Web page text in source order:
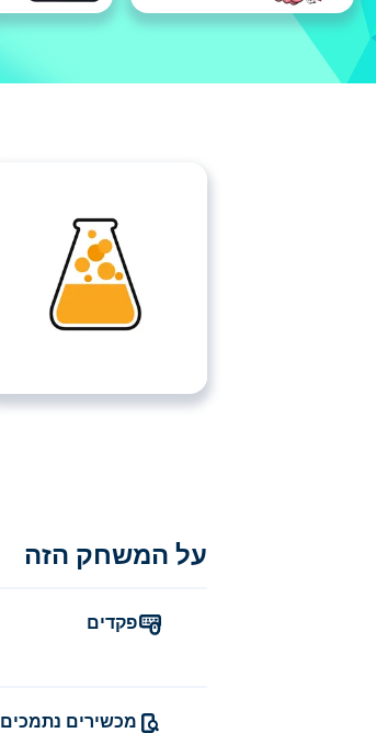
כאן תוכלו לשחק ב Little Alchemy 2. Little Alchemy 2 הוא אחד מהמשחקי חשיבה הנבחרים שלנו
על המשחק הזה
פקדים
מכשירים נתמכים